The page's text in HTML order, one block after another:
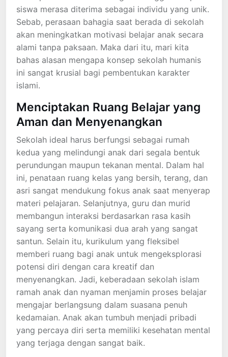
siswa merasa diterima sebagai individu yang unik.
Sebab, perasaan bahagia saat berada di sekolah
akan meningkatkan motivasi belajar anak secara
alami tanpa paksaan. Maka dari itu, mari kita
bahas alasan mengapa konsep sekolah humanis
ini sangat krusial bagi pembentukan karakter
islami.
Menciptakan Ruang Belajar yang
Aman dan Menyenangkan
Sekolah ideal harus berfungsi sebagai rumah
kedua yang melindungi anak dari segala bentuk
perundungan maupun tekanan mental. Dalam hal
ini, penataan ruang kelas yang bersih, terang, dan
asri sangat mendukung fokus anak saat menyerap
materi pelajaran. Selanjutnya, guru dan murid
membangun interaksi berdasarkan rasa kasih
sayang serta komunikasi dua arah yang sangat
santun. Selain itu, kurikulum yang fleksibel
memberi ruang bagi anak untuk mengeksplorasi
potensi diri dengan cara kreatif dan
menyenangkan. Jadi, keberadaan sekolah islam
ramah anak dan nyaman menjamin proses belajar
mengajar berlangsung dalam suasana penuh
kedamaian. Anak akan tumbuh menjadi pribadi
yang percaya diri serta memiliki kesehatan mental
yang terjaga dengan sangat baik.